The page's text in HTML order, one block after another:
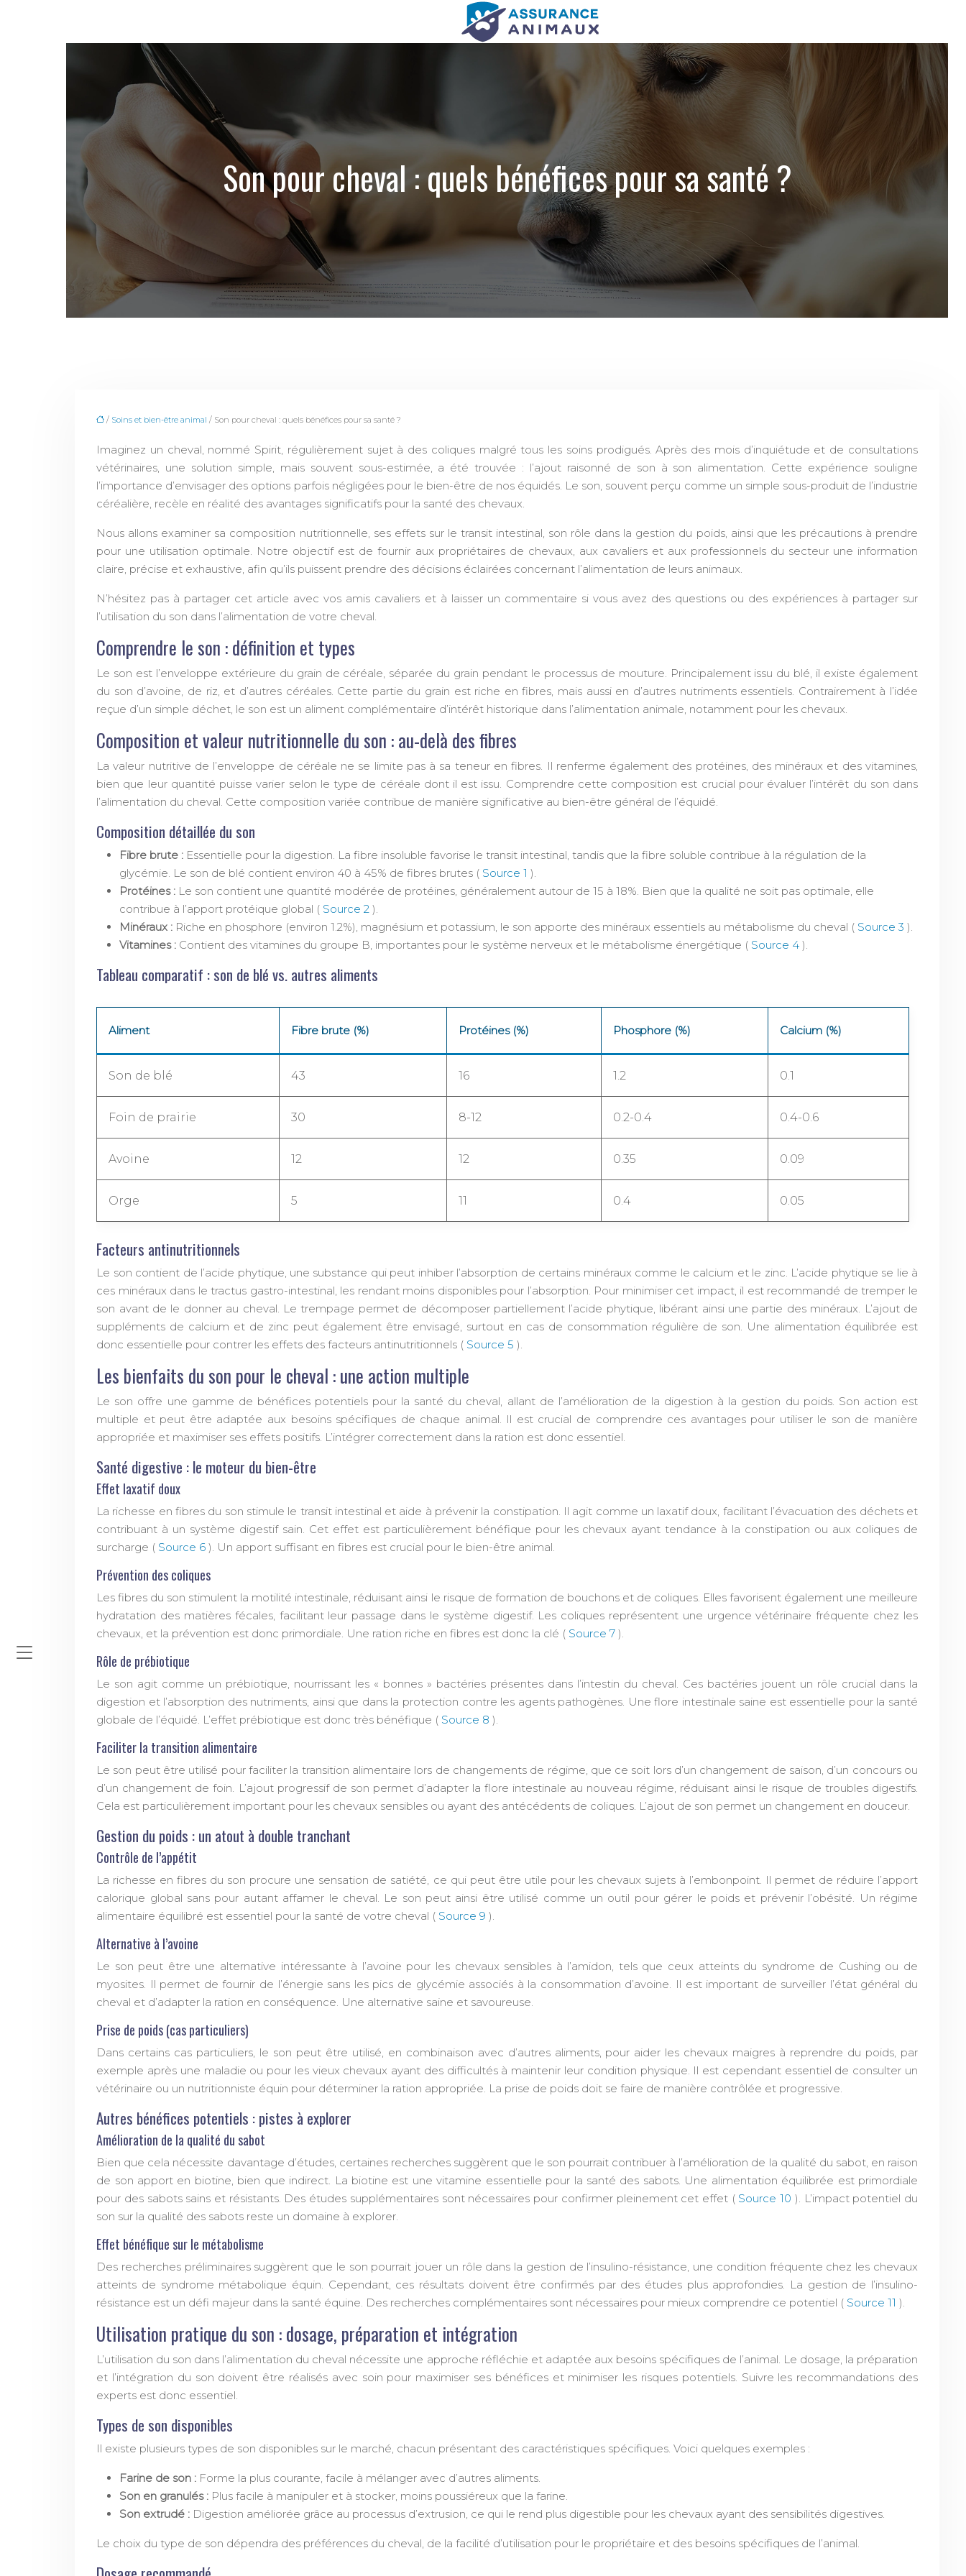
Son pour cheval : quels bénéfices pour sa santé ?
/ Soins et bien-être animal / Son pour cheval : quels bénéfices pour sa santé ?
Imaginez un cheval, nommé Spirit, régulièrement sujet à des coliques malgré tous les soins prodigués. Après des mois d’inquiétude et de consultations
vétérinaires, une solution simple, mais souvent sous-estimée, a été trouvée : l’ajout raisonné de son à son alimentation. Cette expérience souligne
l’importance d’envisager des options parfois négligées pour le bien-être de nos équidés. Le son, souvent perçu comme un simple sous-produit de l’industrie
céréalière, recèle en réalité des avantages significatifs pour la santé des chevaux.
Nous allons examiner sa composition nutritionnelle, ses effets sur le transit intestinal, son rôle dans la gestion du poids, ainsi que les précautions à prendre
pour une utilisation optimale. Notre objectif est de fournir aux propriétaires de chevaux, aux cavaliers et aux professionnels du secteur une information
claire, précise et exhaustive, afin qu’ils puissent prendre des décisions éclairées concernant l’alimentation de leurs animaux.
N’hésitez pas à partager cet article avec vos amis cavaliers et à laisser un commentaire si vous avez des questions ou des expériences à partager sur
l’utilisation du son dans l’alimentation de votre cheval.
Comprendre le son : définition et types
Le son est l’enveloppe extérieure du grain de céréale, séparée du grain pendant le processus de mouture. Principalement issu du blé, il existe également
du son d’avoine, de riz, et d’autres céréales. Cette partie du grain est riche en fibres, mais aussi en d’autres nutriments essentiels. Contrairement à l’idée
reçue d’un simple déchet, le son est un aliment complémentaire d’intérêt historique dans l’alimentation animale, notamment pour les chevaux.
Composition et valeur nutritionnelle du son : au-delà des fibres
La valeur nutritive de l’enveloppe de céréale ne se limite pas à sa teneur en fibres. Il renferme également des protéines, des minéraux et des vitamines,
bien que leur quantité puisse varier selon le type de céréale dont il est issu. Comprendre cette composition est crucial pour évaluer l’intérêt du son dans
l’alimentation du cheval. Cette composition variée contribue de manière significative au bien-être général de l’équidé.
Composition détaillée du son
Fibre brute : Essentielle pour la digestion. La fibre insoluble favorise le transit intestinal, tandis que la fibre soluble contribue à la régulation de la
glycémie. Le son de blé contient environ 40 à 45% de fibres brutes ( Source 1).
Protéines : Le son contient une quantité modérée de protéines, généralement autour de 15 à 18%. Bien que la qualité ne soit pas optimale, elle
contribue à l’apport protéique global ( Source 2).
Minéraux : Riche en phosphore (environ 1.2%), magnésium et potassium, le son apporte des minéraux essentiels au métabolisme du cheval ( Source 3).
Vitamines : Contient des vitamines du groupe B, importantes pour le système nerveux et le métabolisme énergétique ( Source 4).
Tableau comparatif : son de blé vs. autres aliments
Aliment Fibre brute (%) Protéines (%) Phosphore (%) Calcium (%)
Son de blé 43 16 1.2 0.1
Foin de prairie 30 8-12 0.2-0.4 0.4-0.6
Avoine 12 12 0.35 0.09
Orge 5 11 0.4 0.05
Facteurs antinutritionnels
Le son contient de l’acide phytique, une substance qui peut inhiber l’absorption de certains minéraux comme le calcium et le zinc. L’acide phytique se lie à
ces minéraux dans le tractus gastro-intestinal, les rendant moins disponibles pour l’absorption. Pour minimiser cet impact, il est recommandé de tremper le
son avant de le donner au cheval. Le trempage permet de décomposer partiellement l’acide phytique, libérant ainsi une partie des minéraux. L’ajout de
suppléments de calcium et de zinc peut également être envisagé, surtout en cas de consommation régulière de son. Une alimentation équilibrée est
donc essentielle pour contrer les effets des facteurs antinutritionnels ( Source 5).
Les bienfaits du son pour le cheval : une action multiple
Le son offre une gamme de bénéfices potentiels pour la santé du cheval, allant de l’amélioration de la digestion à la gestion du poids. Son action est
multiple et peut être adaptée aux besoins spécifiques de chaque animal. Il est crucial de comprendre ces avantages pour utiliser le son de manière
appropriée et maximiser ses effets positifs. L’intégrer correctement dans la ration est donc essentiel.
Santé digestive : le moteur du bien-être
Effet laxatif doux
La richesse en fibres du son stimule le transit intestinal et aide à prévenir la constipation. Il agit comme un laxatif doux, facilitant l’évacuation des déchets et
contribuant à un système digestif sain. Cet effet est particulièrement bénéfique pour les chevaux ayant tendance à la constipation ou aux coliques de
surcharge ( Source 6). Un apport suffisant en fibres est crucial pour le bien-être animal.
Prévention des coliques
Les fibres du son stimulent la motilité intestinale, réduisant ainsi le risque de formation de bouchons et de coliques. Elles favorisent également une meilleure
hydratation des matières fécales, facilitant leur passage dans le système digestif. Les coliques représentent une urgence vétérinaire fréquente chez les
chevaux, et la prévention est donc primordiale. Une ration riche en fibres est donc la clé ( Source 7).
Rôle de prébiotique
Le son agit comme un prébiotique, nourrissant les « bonnes » bactéries présentes dans l’intestin du cheval. Ces bactéries jouent un rôle crucial dans la
digestion et l’absorption des nutriments, ainsi que dans la protection contre les agents pathogènes. Une flore intestinale saine est essentielle pour la santé
globale de l’équidé. L’effet prébiotique est donc très bénéfique ( Source 8).
Faciliter la transition alimentaire
Le son peut être utilisé pour faciliter la transition alimentaire lors de changements de régime, que ce soit lors d’un changement de saison, d’un concours ou
d’un changement de foin. L’ajout progressif de son permet d’adapter la flore intestinale au nouveau régime, réduisant ainsi le risque de troubles digestifs.
Cela est particulièrement important pour les chevaux sensibles ou ayant des antécédents de coliques. L’ajout de son permet un changement en douceur.
Gestion du poids : un atout à double tranchant
Contrôle de l’appétit
La richesse en fibres du son procure une sensation de satiété, ce qui peut être utile pour les chevaux sujets à l’embonpoint. Il permet de réduire l’apport
calorique global sans pour autant affamer le cheval. Le son peut ainsi être utilisé comme un outil pour gérer le poids et prévenir l’obésité. Un régime
alimentaire équilibré est essentiel pour la santé de votre cheval ( Source 9).
Alternative à l’avoine
Le son peut être une alternative intéressante à l’avoine pour les chevaux sensibles à l’amidon, tels que ceux atteints du syndrome de Cushing ou de
myosites. Il permet de fournir de l’énergie sans les pics de glycémie associés à la consommation d’avoine. Il est important de surveiller l’état général du
cheval et d’adapter la ration en conséquence. Une alternative saine et savoureuse.
Prise de poids (cas particuliers)
Dans certains cas particuliers, le son peut être utilisé, en combinaison avec d’autres aliments, pour aider les chevaux maigres à reprendre du poids, par
exemple après une maladie ou pour les vieux chevaux ayant des difficultés à maintenir leur condition physique. Il est cependant essentiel de consulter un
vétérinaire ou un nutritionniste équin pour déterminer la ration appropriée. La prise de poids doit se faire de manière contrôlée et progressive.
Autres bénéfices potentiels : pistes à explorer
Amélioration de la qualité du sabot
Bien que cela nécessite davantage d’études, certaines recherches suggèrent que le son pourrait contribuer à l’amélioration de la qualité du sabot, en raison
de son apport en biotine, bien que indirect. La biotine est une vitamine essentielle pour la santé des sabots. Une alimentation équilibrée est primordiale
pour des sabots sains et résistants. Des études supplémentaires sont nécessaires pour confirmer pleinement cet effet ( Source 10 ). L’impact potentiel du
son sur la qualité des sabots reste un domaine à explorer.
Effet bénéfique sur le métabolisme
Des recherches préliminaires suggèrent que le son pourrait jouer un rôle dans la gestion de l’insulino-résistance, une condition fréquente chez les chevaux
atteints de syndrome métabolique équin. Cependant, ces résultats doivent être confirmés par des études plus approfondies. La gestion de l’insulino-
résistance est un défi majeur dans la santé équine. Des recherches complémentaires sont nécessaires pour mieux comprendre ce potentiel ( Source 11).
Utilisation pratique du son : dosage, préparation et intégration
L’utilisation du son dans l’alimentation du cheval nécessite une approche réfléchie et adaptée aux besoins spécifiques de l’animal. Le dosage, la préparation
et l’intégration du son doivent être réalisés avec soin pour maximiser ses bénéfices et minimiser les risques potentiels. Suivre les recommandations des
experts est donc essentiel.
Types de son disponibles
Il existe plusieurs types de son disponibles sur le marché, chacun présentant des caractéristiques spécifiques. Voici quelques exemples :
Farine de son : Forme la plus courante, facile à mélanger avec d’autres aliments.
Son en granulés : Plus facile à manipuler et à stocker, moins poussiéreux que la farine.
Son extrudé : Digestion améliorée grâce au processus d’extrusion, ce qui le rend plus digestible pour les chevaux ayant des sensibilités digestives.
Le choix du type de son dépendra des préférences du cheval, de la facilité d’utilisation pour le propriétaire et des besoins spécifiques de l’animal.